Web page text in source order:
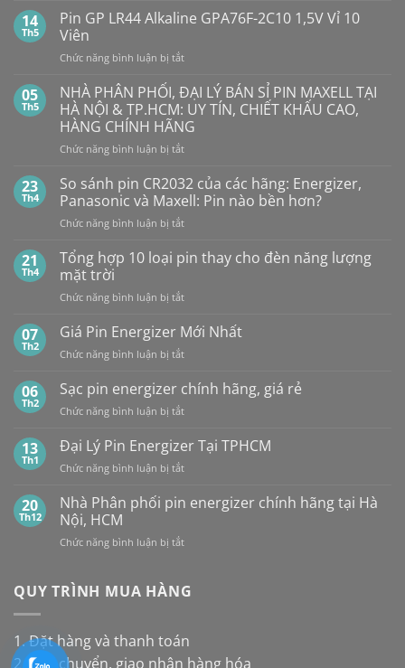
Dung
Lượng
Bao
Nhiêu?
Mua
con
thỏ
giá
rẻ
ở
đâu
Ô
PIN
NGỜ?
PIN
MAXELL
CR2032S Cao
cấp
14
Th5
Pin GP LR44 Alkaline GPA76F-2C10 1,5V Vỉ 10
Viên
Chức năng bình luận bị tắtở
GP
LR44
Alkaline
GPA76F-
2C10
Vỉ
10
Viên
05
Th5
NHÀ PHÂN PHỐI, ĐẠI LÝ BÁN SỈ PIN MAXELL TẠI
HÀ NỘI & TP.HCM: UY TÍN, CHIẾT KHẤU CAO,
HÀNG CHÍNH HÃNG
Chức năng bình luận bị tắtở
PHÂN
PHỐI,
ĐẠI
LÝ
SỈ
TẠI
NỘI
TÍN,
CHIẾT
CAO,
HÀNG
CHÍNH
23
Th4
So sánh pin CR2032 của các hãng: Energizer,
Panasonic và Maxell: Pin nào bền hơn?
Chức năng bình luận bị tắtở
sánh
của
hãng:
Panasonic
Maxell:
Pin
bền
hơn?
21
Th4
Tổng hợp 10 loại pin thay cho đèn năng lượng
mặt trời
Chức năng bình luận bị tắtở
hợp
loại
thay
đèn
lượng
mặt
07
Th2
Giá Pin Energizer Mới Nhất
Chức năng bình luận bị tắtở
Pin
Mới
06
Th2
Sạc pin energizer chính hãng, giá rẻ
Chức năng bình luận bị tắtở
pin
energizer
chính
giá
13
Th1
Đại Lý Pin Energizer Tại TPHCM
Chức năng bình luận bị tắtở
Lý
Tại
20
Th12
Nhà Phân phối pin energizer chính hãng tại Hà
Nội, HCM
Chức năng bình luận bị tắtở
phối
hãng
tại
QUY TRÌNH MUA HÀNG
1. Đặt hàng và thanh toán
2. Vận chuyển, giao nhận hàng hóa